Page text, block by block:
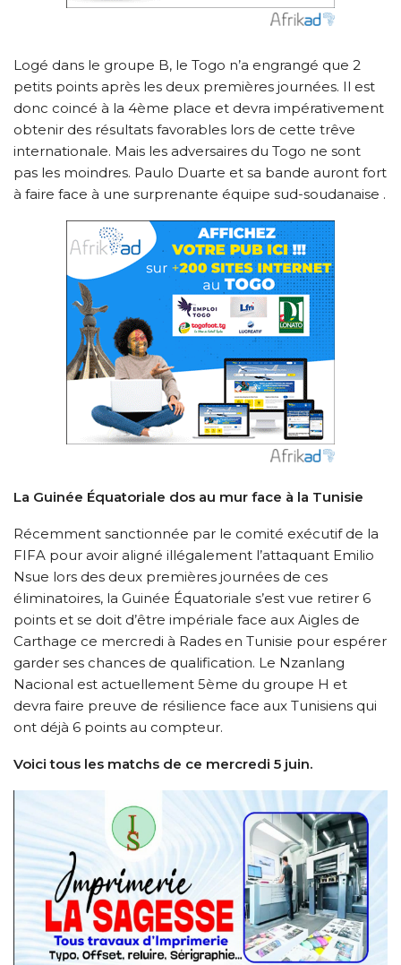
Logé dans le groupe B, le Togo n’a engrangé que 2
petits points après les deux premières journées. Il est
donc coincé à la 4ème place et devra impérativement
obtenir des résultats favorables lors de cette trêve
internationale. Mais les adversaires du Togo ne sont
pas les moindres. Paulo Duarte et sa bande auront fort
à faire face à une surprenante équipe sud-soudanaise .
La Guinée Équatoriale dos au mur face à la Tunisie
Récemment sanctionnée par le comité exécutif de la
FIFA pour avoir aligné illégalement l’attaquant Emilio
Nsue lors des deux premières journées de ces
éliminatoires, la Guinée Équatoriale s’est vue retirer 6
points et se doit d’être impériale face aux Aigles de
Carthage ce mercredi à Rades en Tunisie pour espérer
garder ses chances de qualification. Le Nzanlang
Nacional est actuellement 5ème du groupe H et
devra faire preuve de résilience face aux Tunisiens qui
ont déjà 6 points au compteur.
Voici tous les matchs de ce mercredi 5 juin.